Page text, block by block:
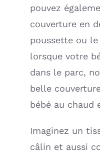
pouvez
couverture en
poussette ou
lorsque votre
dans le parc,
belle
bébé au chaud
Imaginez un
câlin et aussi